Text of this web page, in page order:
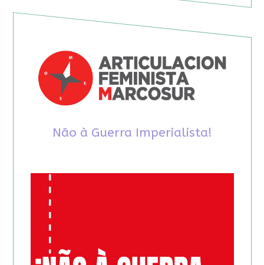
Não à Guerra Imperialista!